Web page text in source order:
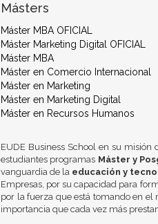
Másters
Máster MBA OFICIAL
Máster Marketing Digital OFICIAL
Máster MBA
Máster en Comercio Internacional
Máster en Marketing
Máster en Marketing Digital
Máster en Recursos Humanos
EUDE Business School en su
estudiantes programas Máster y
vanguardia de la educación y
Empresas, por su capacidad para
por la fuerza que está tomando en el
importancia que cada vez más